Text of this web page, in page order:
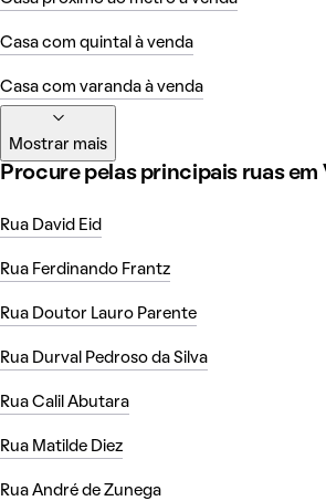
Casa com quintal à venda
Casa com varanda à venda
Mostrar mais
Procure pelas principais ruas
Rua David Eid
Rua Ferdinando Frantz
Rua Doutor Lauro Parente
Rua Durval Pedroso da Silva
Rua Calil Abutara
Rua Matilde Diez
Rua André de Zunega